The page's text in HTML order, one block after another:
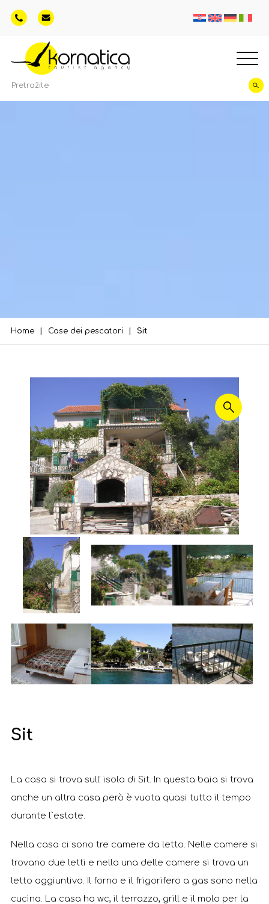
Home Case dei pescatori Sit
Sit
La casa si trova sull’ isola di Sit. In questa baia si trova
anche un altra casa però è vuota quasi tutto il tempo
durante l`estate.
Nella casa ci sono tre camere da letto. Nelle camere si
trovano due letti e nella una delle camere si trova un
letto aggiuntivo. Il forno e il frigorifero a gas sono nella
cucina. La casa ha wc, il terrazzo, grill e il molo per la